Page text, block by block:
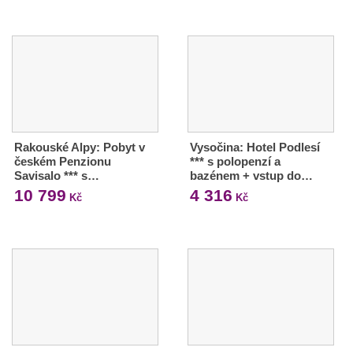
Rakouské Alpy: Pobyt v
českém Penzionu
Savisalo *** s…
10 799 Kč
Vysočina: Hotel Podlesí
*** s polopenzí a
bazénem + vstup do…
4 316 Kč